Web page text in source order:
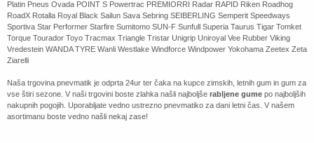
Platin Pneus Ovada POINT S Powertrac PREMIORRI Radar RAPID Riken Roadhog
RoadX Rotalla Royal Black Sailun Sava Sebring SEIBERLING Semperit Speedways
Sportiva Star Performer Starfire Sumitomo SUN-F Sunfull Superia Taurus Tigar Tomket
Torque Tourador Toyo Tracmax Triangle Tristar Unigrip Uniroyal Vee Rubber Viking
Vredestein WANDA TYRE Wanli Westlake Windforce Windpower Yokohama Zeetex Zeta
Ziarelli
Naša trgovina pnevmatik je odprta 24ur ter čaka na kupce zimskih, letnih gum in gum za
vse štiri sezone. V naši trgovini boste zlahka našli najboljše rabljene gume po najboljših
nakupnih pogojih. Uporabljate vedno ustrezno pnevmatiko za dani letni čas. V našem
asortimanu boste vedno našli nekaj zase!